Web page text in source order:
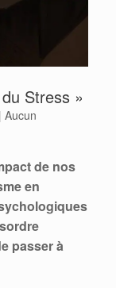
Stress »
| Aucun
de nos
en
passer à